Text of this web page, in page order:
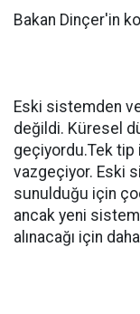
Bakan Dinçer'in
Eski sistemden
değildi. Küresel
geçiyordu.Tek tip
vazgeçiyor. Eski
sunulduğu için
ancak yeni
alınacağı için